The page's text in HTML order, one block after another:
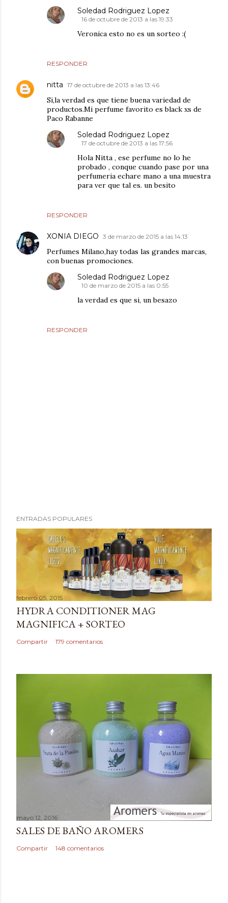
RESPONDER
Soledad Rodriguez Lopez
16 de octubre de 2013 a las 19:33
Veronica esto no es un sorteo :(
nitta 17 de octubre de 2013 a las 13:46
Si,la verdad es que tiene buena variedad de
productos.Mi perfume favorito es black xs de
Paco Rabanne
RESPONDER
Soledad Rodriguez Lopez
17 de octubre de 2013 a las 17:56
Hola Nitta , ese perfume no lo he
probado , conque cuando pase por una
perfumeria echare mano a una muestra
para ver que tal es. un besito
XONIA DIEGO 3 de marzo de 2015 a las 14:13
Perfumes Milano,hay todas las grandes marcas,
con buenas promociones.
RESPONDER
Soledad Rodriguez Lopez
10 de marzo de 2015 a las 0:55
la verdad es que si, un besazo
u
b
a
r
u
n
c
o
ENTRADAS POPULARES
febrero 05, 2015
HYDRA CONDITIONER MAG
MAGNIFICA + SORTEO
Compartir 179 comentarios
mayo 12, 2016
SALES DE BAÑO AROMERS
Compartir 148 comentarios